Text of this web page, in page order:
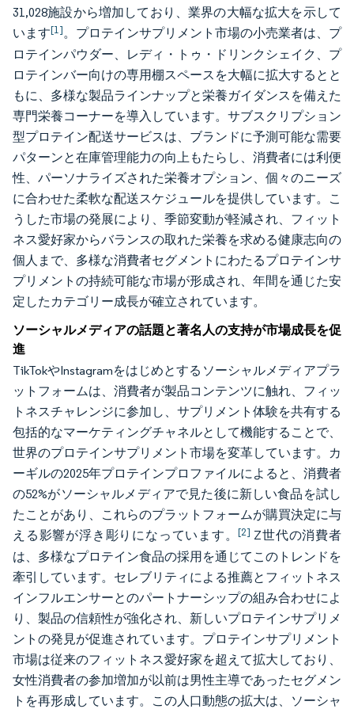
31,028施設から増加しており、業界の大幅な拡大を示して
います[1]。プロテインサプリメント市場の小売業者は、プ
ロテインパウダー、レディ・トゥ・ドリンクシェイク、プ
ロテインバー向けの専用棚スペースを大幅に拡大するとと
もに、多様な製品ラインナップと栄養ガイダンスを備えた
専門栄養コーナーを導入しています。サブスクリプション
型プロテイン配送サービスは、ブランドに予測可能な需要
パターンと在庫管理能力の向上もたらし、消費者には利便
性、パーソナライズされた栄養オプション、個々のニーズ
に合わせた柔軟な配送スケジュールを提供しています。こ
うした市場の発展により、季節変動が軽減され、フィット
ネス愛好家からバランスの取れた栄養を求める健康志向の
個人まで、多様な消費者セグメントにわたるプロテインサ
プリメントの持続可能な市場が形成され、年間を通じた安
定したカテゴリー成長が確立されています。
ソーシャルメディアの話題と著名人の支持が市場成長を促
進
TikTokやInstagramをはじめとするソーシャルメディアプラ
ットフォームは、消費者が製品コンテンツに触れ、フィッ
トネスチャレンジに参加し、サプリメント体験を共有する
包括的なマーケティングチャネルとして機能することで、
世界のプロテインサプリメント市場を変革しています。カ
ーギルの2025年プロテインプロファイルによると、消費者
の52%がソーシャルメディアで見た後に新しい食品を試し
たことがあり、これらのプラットフォームが購買決定に与
える影響が浮き彫りになっています。[2] Z世代の消費者
は、多様なプロテイン食品の採用を通じてこのトレンドを
牽引しています。セレブリティによる推薦とフィットネス
インフルエンサーとのパートナーシップの組み合わせによ
り、製品の信頼性が強化され、新しいプロテインサプリメ
ントの発見が促進されています。プロテインサプリメント
市場は従来のフィットネス愛好家を超えて拡大しており、
女性消費者の参加増加が以前は男性主導であったセグメン
トを再形成しています。この人口動態の拡大は、ソーシャ